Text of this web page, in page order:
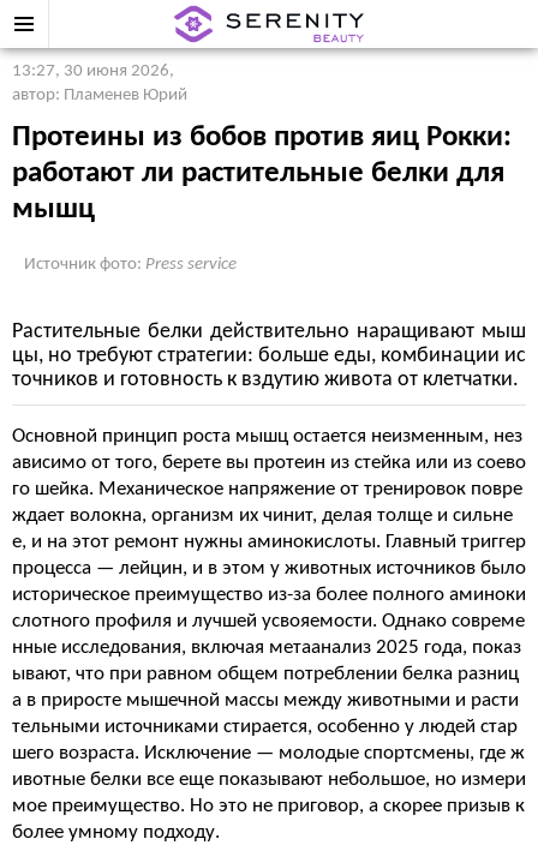
13:27, 30 июня 2026,
автор: Пламенев Юрий
Протеины из бобов против яиц Рокки:
работают ли растительные белки для
мышц
Источник фото: Press service
Растительные белки действительно наращивают мыш
цы, но требуют стратегии: больше еды, комбинации ис
точников и готовность к вздутию живота от клетчатки.
Основной принцип роста мышц остается неизменным, нез
ависимо от того, берете вы протеин из стейка или из соево
го шейка. Механическое напряжение от тренировок повре
ждает волокна, организм их чинит, делая толще и сильне
е, и на этот ремонт нужны аминокислоты. Главный триггер
процесса — лейцин, и в этом у животных источников было
историческое преимущество из-за более полного аминоки
слотного профиля и лучшей усвояемости. Однако совреме
нные исследования, включая метаанализ 2025 года, показ
ывают, что при равном общем потреблении белка разниц
а в приросте мышечной массы между животными и расти
тельными источниками стирается, особенно у людей стар
шего возраста. Исключение — молодые спортсмены, где ж
ивотные белки все еще показывают небольшое, но измери
мое преимущество. Но это не приговор, а скорее призыв к
более умному подходу.